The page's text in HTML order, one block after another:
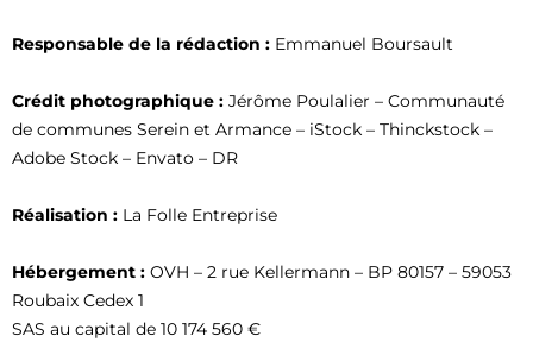
Responsable de la rédaction : Emmanuel Boursault
Crédit photographique : Jérôme Poulalier – Communauté
de communes Serein et Armance – iStock – Thinckstock –
Adobe Stock – Envato – DR
Réalisation : La Folle Entreprise
Hébergement : OVH – 2 rue Kellermann – BP 80157 – 59053
Roubaix Cedex 1
SAS au capital de 10 174 560 €